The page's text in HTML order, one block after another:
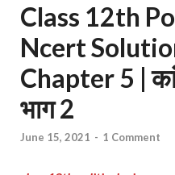
Class 12th
Ncert
Chapter 5 |
भाग 2
June 15, 2021 - 1 Comment